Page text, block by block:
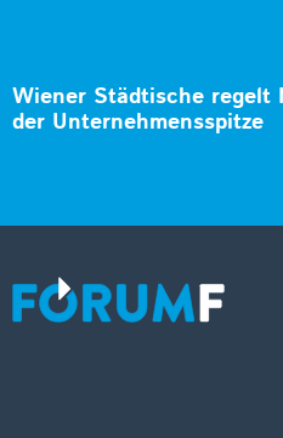
Wiener Städtische regelt
der Unternehmensspitze